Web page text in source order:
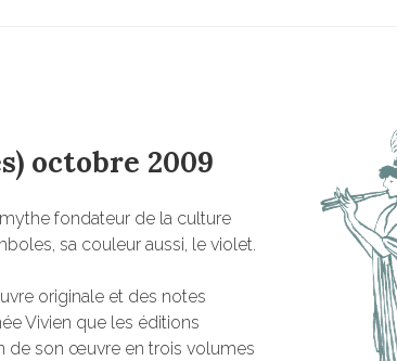
octobre 2009
fondateur de la culture
sa couleur aussi, le violet.
originale et des notes
Vivien que les éditions
de son œuvre en trois volumes